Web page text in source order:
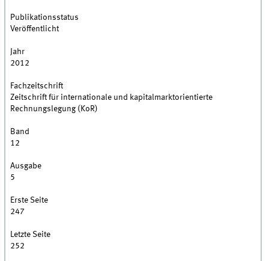
Publikationsstatus
Veröffentlicht
Jahr
2012
Fachzeitschrift
Zeitschrift für internationale und kapitalmarktorientierte
Rechnungslegung (KoR)
Band
12
Ausgabe
5
Erste Seite
247
Letzte Seite
252